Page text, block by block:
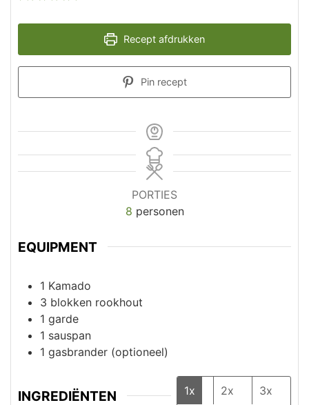
Recept afdrukken
Pin recept
PORTIES
8 personen
EQUIPMENT
1 Kamado
3 blokken rookhout
1 garde
1 sauspan
1 gasbrander (optioneel)
INGREDIËNTEN 1x 2x 3x